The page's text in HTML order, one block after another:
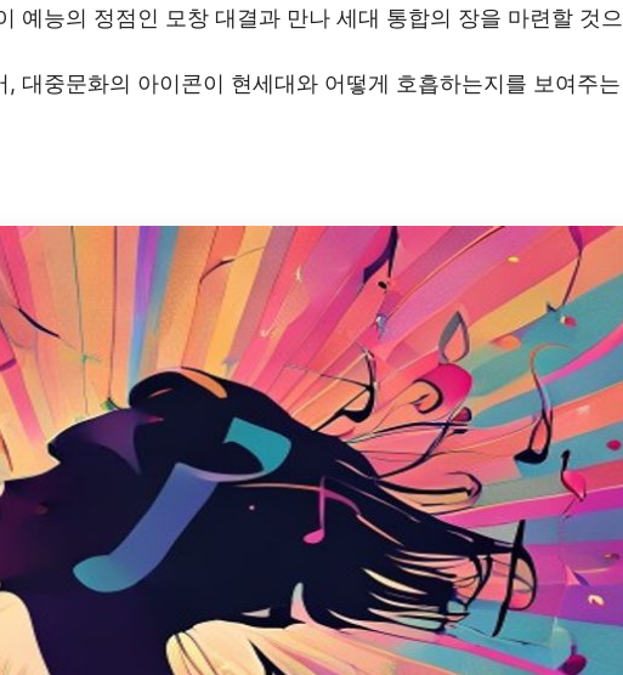
예능의 정점인 모창 대결과 만나 세대 통합의 장을 마련할 것으
대중문화의 아이콘이 현세대와 어떻게 호흡하는지를 보여주는